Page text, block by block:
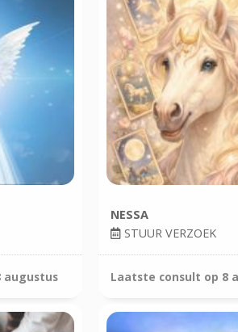
augustus
NESSA
STUUR VERZOEK
Laatste consult op 8